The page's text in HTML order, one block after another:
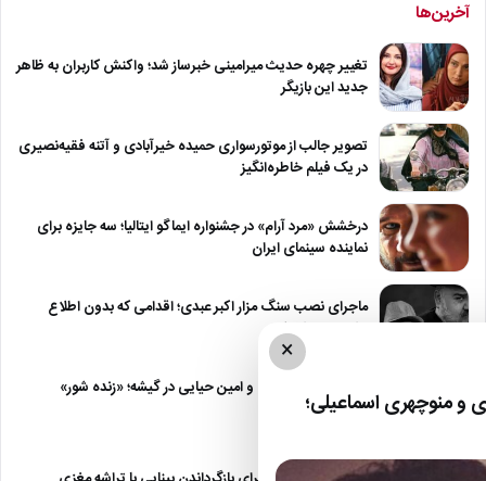
آخرین‌ها
تغییر چهره حدیث میرامینی خبرساز شد؛ واکنش کاربران به ظاهر
جدید این بازیگر
تصویر جالب از موتورسواری حمیده خیرآبادی و آتنه فقیه‌نصیری
در یک فیلم خاطره‌انگیز
درخشش «مرد آرام» در جشنواره ایماگو ایتالیا؛ سه جایزه برای
نماینده سینمای ایران
ماجرای نصب سنگ مزار اکبر عبدی؛ اقدامی که بدون اطلاع
خانواده انجام شد
رقابت بهرام افشاری و امین حیایی در گیشه؛ «زنده شور»
صدرنشین شد
×
منوچهری اسماعیلی؛